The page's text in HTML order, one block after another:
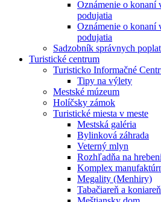
Oznámenie o konaní
podujatia
Oznámenie o konaní
podujatia
Sadzobník správnych
Turistické centrum
Turisticko Informačné
Tipy na výlety
Mestské múzeum
Holíčsky zámok
Turistické miesta v meste
Mestská galéria
Bylinková záhrada
Veterný mlyn
Rozhľadňa na hrebeni
Komplex
Megality (Menhiry)
Tabačiareň a koniareň